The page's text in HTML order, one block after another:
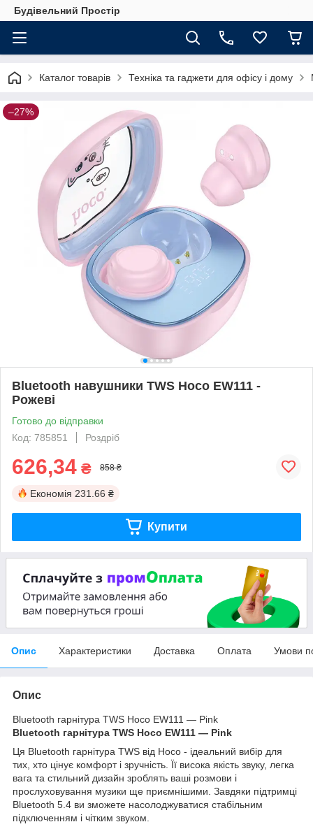
Будівельний Простір
Каталог товарів Техніка та гаджети для офісу і дому
–27%
Bluetooth навушники TWS Hoco EW111 -
Рожеві
Готово до відправки
Код: 785851
Роздріб
626,34 ₴ 858 ₴
Економія 231.66 ₴
Купити
Опис Характеристики Доставка Оплата Умови
Опис
Bluetooth гарнітура TWS Hoco EW111 — Pink
Bluetooth гарнітура TWS Hoco EW111 — Pink
Ця Bluetooth гарнітура TWS від Hoco - ідеальний вибір для
тих, хто цінує комфорт і зручність. Її висока якість звуку, легка
вага та стильний дизайн зроблять ваші розмови і
прослуховування музики ще приємнішими. Завдяки підтримці
Bluetooth 5.4 ви зможете насолоджуватися стабільним
підключенням і чітким звуком.